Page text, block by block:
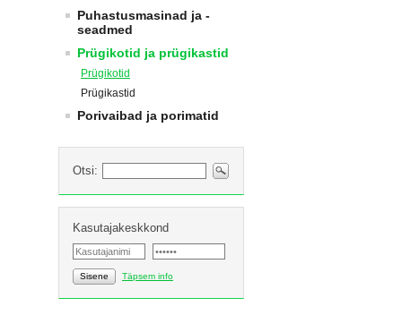
Puhastusmasinad ja -
seadmed
Prügikotid ja prügikastid
Prügikotid
Prügikastid
Porivaibad ja porimatid
Otsi:
Kasutajakeskkond
Sisene Täpsem info